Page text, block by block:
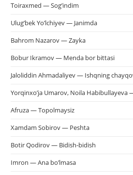
Toiraxmed — Sog’indim
Ulug’bek Yo’lchiyev — Janimda
Bahrom Nazarov — Zayka
Bobur Ikramov — Menda bor bittasi
Jaloliddin Ahmadaliyev — Ishqning
Yorqinxo’ja Umarov, Noila Habibullayeva
Afruza — Topolmaysiz
Xamdam Sobirov — Peshta
Botir Qodirov — Bidish-bidish
Imron — Ana bo’lmasa